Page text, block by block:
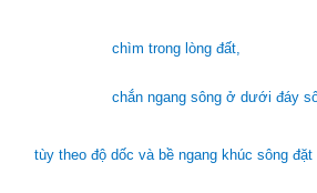
chìm trong lòng đất,
chắn ngang sông ở dưới đáy
tùy theo độ dốc và bề ngang khúc sông